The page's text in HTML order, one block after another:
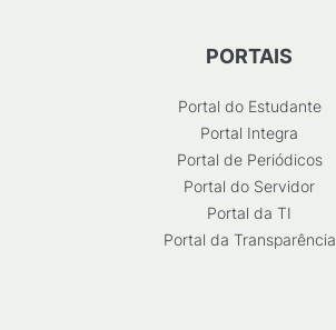
PORTAIS
Portal do Estudante
Portal Integra
Portal de Periódicos
Portal do Servidor
Portal da TI
Portal da Transparência